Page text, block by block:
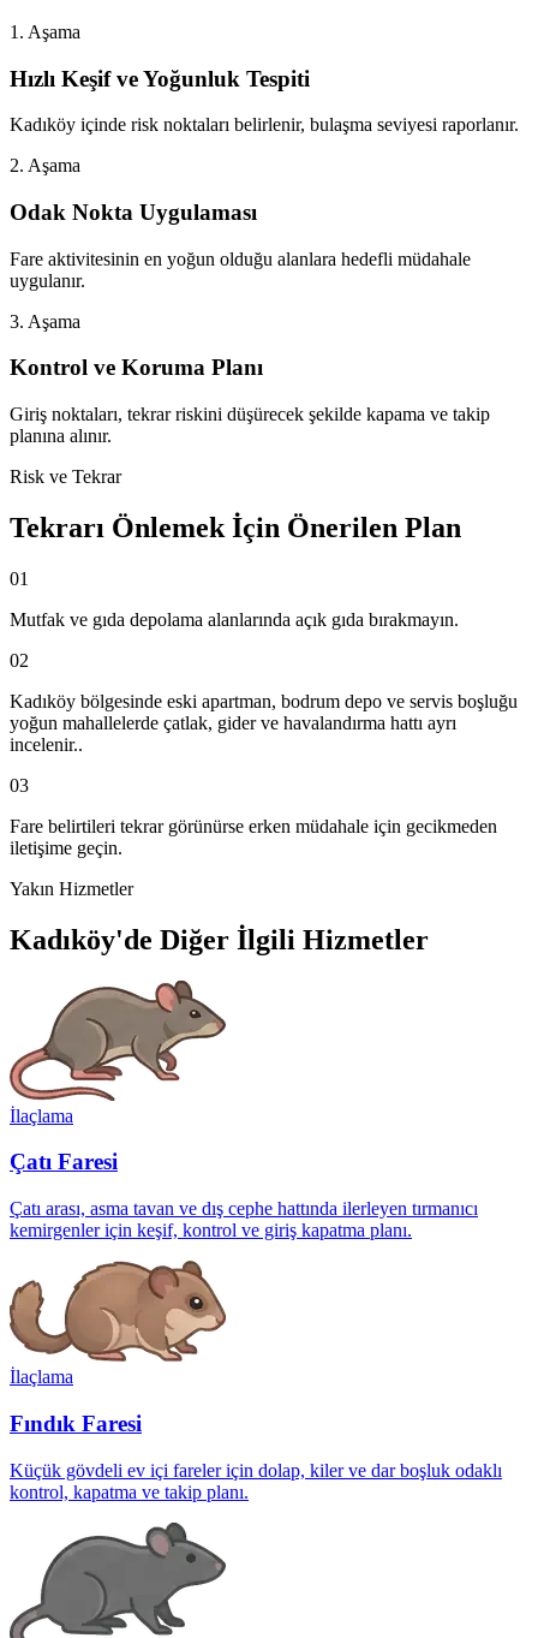
1. Aşama
Hızlı Keşif ve Yoğunluk Tespiti
Kadıköy içinde risk noktaları belirlenir, bulaşma seviyesi raporlanır.
2. Aşama
Odak Nokta Uygulaması
Fare aktivitesinin en yoğun olduğu alanlara hedefli müdahale
uygulanır.
3. Aşama
Kontrol ve Koruma Planı
Giriş noktaları, tekrar riskini düşürecek şekilde kapama ve takip
planına alınır.
Risk ve Tekrar
Tekrarı Önlemek İçin Önerilen Plan
01
Mutfak ve gıda depolama alanlarında açık gıda bırakmayın.
02
Kadıköy bölgesinde eski apartman, bodrum depo ve servis boşluğu
yoğun mahallelerde çatlak, gider ve havalandırma hattı ayrı
incelenir..
03
Fare belirtileri tekrar görünürse erken müdahale için gecikmeden
iletişime geçin.
Yakın Hizmetler
Kadıköy'de Diğer İlgili Hizmetler
İlaçlama
Çatı Faresi
Çatı arası, asma tavan ve dış cephe hattında ilerleyen tırmanıcı
kemirgenler için keşif, kontrol ve giriş kapatma planı.
İlaçlama
Fındık Faresi
Küçük gövdeli ev içi fareler için dolap, kiler ve dar boşluk odaklı
kontrol, kapatma ve takip planı.